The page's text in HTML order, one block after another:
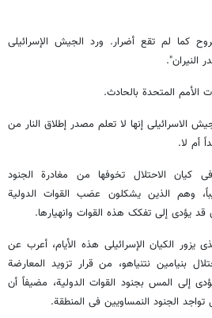
کما لم تقع أضرار. ورد الجیش الإسرائیلی
النیران".
الأمم المتحدة بالحادث.
الاسرائیلی إنها لا تعلم مصدر إطلاق النار من
أم لا.
الاحتلال تخوفها من مغادرة الجنود
وهم الذین یشکلون عصَب القوات الدولیة
قد یؤدی إلى تفکک هذه القوات وانهیارها.
یزور الکیان الإسرائیلی هذه الأیام، أعرب عن
بنیامین نتنیاهو، من قرار تزوید المعارضة
إلى المس بجنود القوات الدولیة، مضیفاً أن
الجنود النمساویین فی المنطقة.